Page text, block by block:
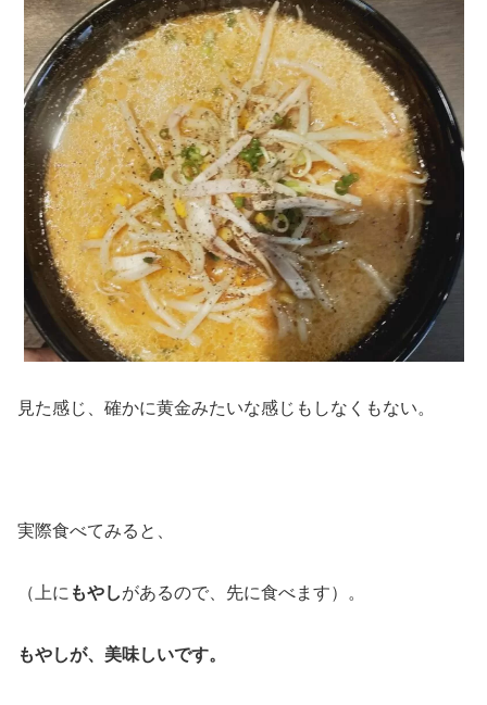
見た感じ、確かに黄金みたいな感じもしなくもない。
実際食べてみると、
（上に もやしがあるので、先に食べます）。
もやしが、美味しいです。